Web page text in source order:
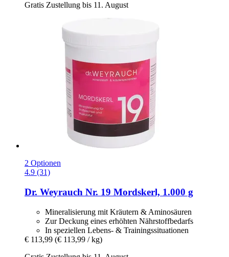
Gratis Zustellung bis 11. August
2 Optionen
4.9 (31)
Dr. Weyrauch Nr. 19 Mordskerl, 1.000 g
Mineralisierung mit Kräutern & Aminosäuren
Zur Deckung eines erhöhten Nährstoffbedarfs
In speziellen Lebens- & Trainingssituationen
€ 113,99 (€ 113,99 / kg)